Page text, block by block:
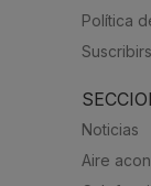
Política
Noticias
Aire